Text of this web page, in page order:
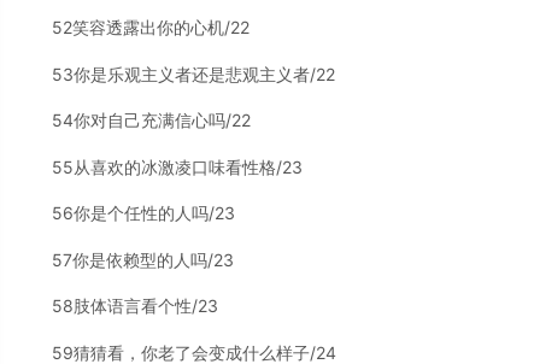
52笑容透露出你的心机/22
53你是乐观主义者还是悲观主义者/22
54你对自己充满信心吗/22
55从喜欢的冰激凌口味看性格/23
56你是个任性的人吗/23
57你是依赖型的人吗/23
58肢体语言看个性/23
59猜猜看，你老了会变成什么样子/24